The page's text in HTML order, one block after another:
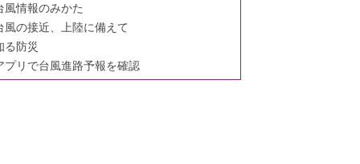
風情報のみかた
風の接近、上陸に備えて
る防災
プリで台風進路予報を確認